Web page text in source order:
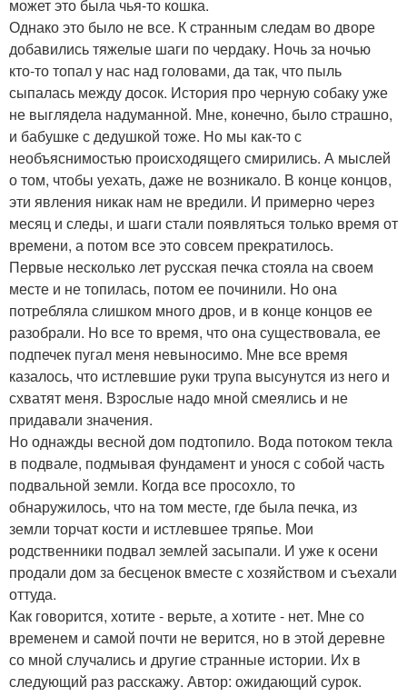
может это была чья-то кошка.
Однако это было не все. К странным следам во дворе
добавились тяжелые шаги по чердаку. Ночь за ночью
кто-то топал у нас над головами, да так, что пыль
сыпалась между досок. История про черную собаку уже
не выглядела надуманной. Мне, конечно, было страшно,
и бабушке с дедушкой тоже. Но мы как-то с
необъяснимостью происходящего смирились. А мыслей
о том, чтобы уехать, даже не возникало. В конце концов,
эти явления никак нам не вредили. И примерно через
месяц и следы, и шаги стали появляться только время от
времени, а потом все это совсем прекратилось.
Первые несколько лет русская печка стояла на своем
месте и не топилась, потом ее починили. Но она
потребляла слишком много дров, и в конце концов ее
разобрали. Но все то время, что она существовала, ее
подпечек пугал меня невыносимо. Мне все время
казалось, что истлевшие руки трупа высунутся из него и
схватят меня. Взрослые надо мной смеялись и не
придавали значения.
Но однажды весной дом подтопило. Вода потоком текла
в подвале, подмывая фундамент и унося с собой часть
подвальной земли. Когда все просохло, то
обнаружилось, что на том месте, где была печка, из
земли торчат кости и истлевшее тряпье. Мои
родственники подвал землей засыпали. И уже к осени
продали дом за бесценок вместе с хозяйством и съехали
оттуда.
Как говорится, хотите - верьте, а хотите - нет. Мне со
временем и самой почти не верится, но в этой деревне
со мной случались и другие странные истории. Их в
следующий раз расскажу. Автор: ожидающий сурок.